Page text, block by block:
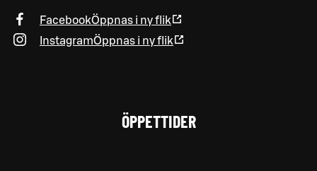
FacebookÖppnas i ny flik
InstagramÖppnas i ny flik
ÖPPETTIDER